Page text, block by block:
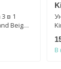
в 1
Beige
В